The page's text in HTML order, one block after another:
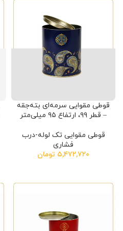
قوطی مقوایی سرمه‌ای بته‌جقه
– قطر ۹۹، ارتفاع ۹۵ میلی‌متر
قوطی مقوایی تک لوله-درب
فشاری
۵,۴۷۲,۷۲۰ تومان